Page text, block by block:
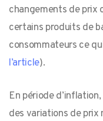
changements de prix
certains produits de
consommateurs ce
l’article).
En période
des variations de prix